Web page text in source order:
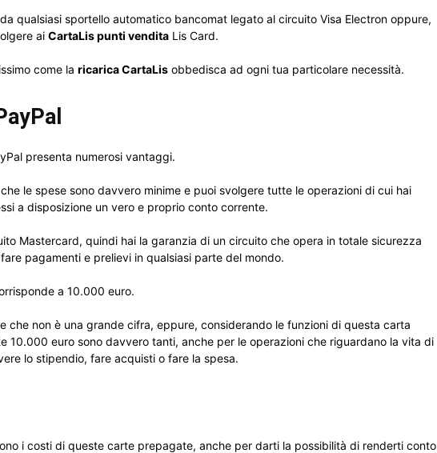
qualsiasi sportello automatico bancomat legato al circuito Visa Electron oppure,
ai CartaLis punti vendita Lis Card.
come la ricarica CartaLis obbedisca ad ogni tua particolare necessità.
presenta numerosi vantaggi.
le spese sono davvero minime e puoi svolgere tutte le operazioni di cui hai
a disposizione un vero e proprio conto corrente.
Mastercard, quindi hai la garanzia di un circuito che opera in totale sicurezza
pagamenti e prelievi in qualsiasi parte del mondo.
a 10.000 euro.
che non è una grande cifra, eppure, considerando le funzioni di questa carta
10.000 euro sono davvero tanti, anche per le operazioni che riguardano la vita di
lo stipendio, fare acquisti o fare la spesa.
i costi di queste carte prepagate, anche per darti la possibilità di renderti conto